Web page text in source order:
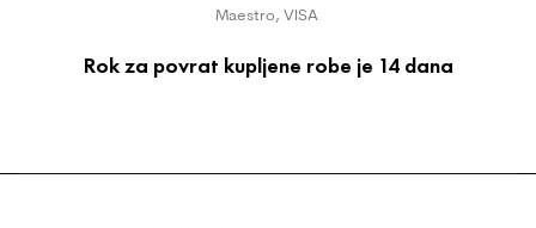
Maestro, VISA
Rok za povrat kupljene robe je 14 dana